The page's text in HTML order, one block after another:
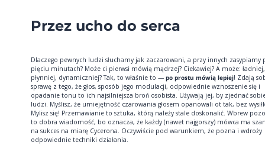
Przez ucho do serca
Dlaczego pewnych ludzi słuchamy jak zaczarowani, a przy innych zasypiamy
pięciu minutach? Może ci pierwsi mówią mądrzej? Ciekawiej? A może: ładniej,
płynniej, dynamiczniej? Tak, to właśnie to — po prostu mówią lepiej! Zdają
sprawę z tego, że głos, sposób jego modulacji, odpowiednie wznoszenie się i
opadanie tonu to ich najsilniejsza broń osobista. Używają jej, by zjednać
ludzi. Myślisz, że umiejętność czarowania głosem opanowali ot tak, bez
Mylisz się! Przemawianie to sztuka, którą należy stale doskonalić. Wbrew
to dobra wiadomość, bo oznacza, że każdy (nawet najgorszy) mówca ma
na sukces na miarę Cycerona. Oczywiście pod warunkiem, że pozna i wdroży
odpowiednie techniki działania.